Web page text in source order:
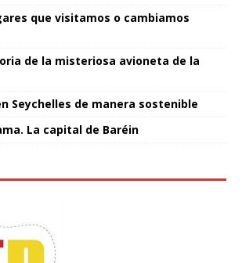
que visitamos o cambiamos
de la misteriosa avioneta de la
Seychelles de manera sostenible
La capital de Baréin